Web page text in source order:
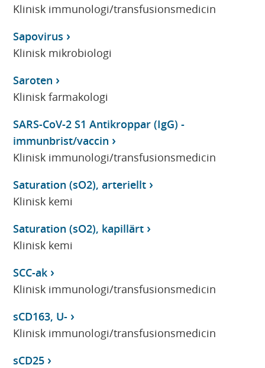
Klinisk immunologi/transfusionsmedicin
Sapovirus
Klinisk mikrobiologi
Saroten
Klinisk farmakologi
SARS-CoV-2 S1 Antikroppar (IgG) -
immunbrist/vaccin
Klinisk immunologi/transfusionsmedicin
Saturation (sO2), arteriellt
Klinisk kemi
Saturation (sO2), kapillärt
Klinisk kemi
SCC-ak
Klinisk immunologi/transfusionsmedicin
sCD163, U-
Klinisk immunologi/transfusionsmedicin
sCD25